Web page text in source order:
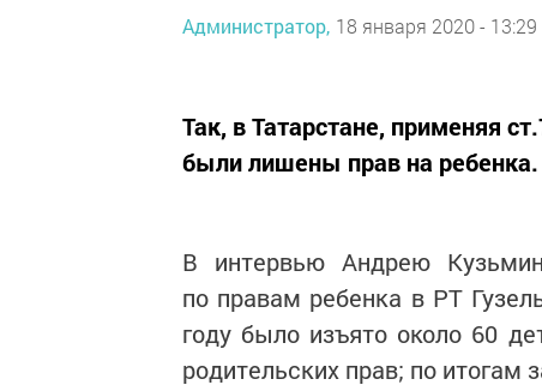
Администратор, 18 января 2020 - 13:29
Так, в Татарстане, применяя
были лишены прав на ребенка.
В интервью Андрею
по правам ребенка в РТ
году было изъято около 60
родительских прав; по итогам